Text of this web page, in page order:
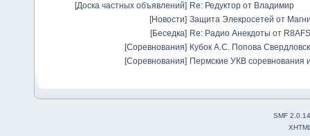
[Доска частных объявлений] Re: Редуктор от Владимир
[Новости] Защита Элекросетей от
[Беседка] Re: Радио Анекдоты от R8AFS
[Соревнования] Кубок А.С. Попова
[Соревнования] Пермские УКВ соревнования
SMF 2.0.14